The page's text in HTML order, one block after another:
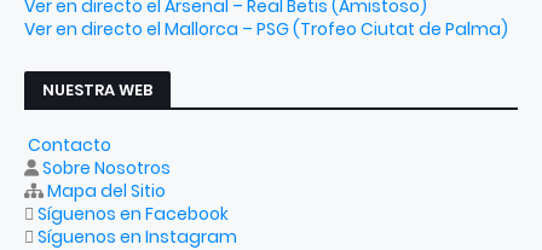
Ver en directo el Arsenal – Real Betis (Amistoso)
Ver en directo el Mallorca – PSG (Trofeo Ciutat de Palma)
NUESTRA WEB
Contacto
Sobre Nosotros
Mapa del Sitio
Síguenos en Facebook
Síguenos en Instagram